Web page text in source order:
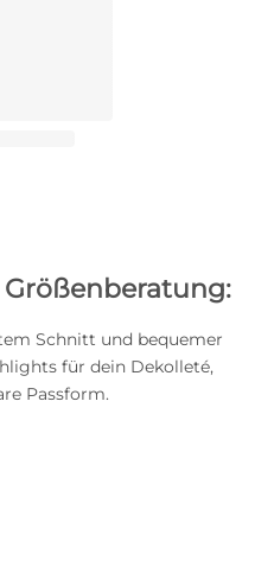
Schnitt und bequemer
für dein Dekolleté,
Passform.